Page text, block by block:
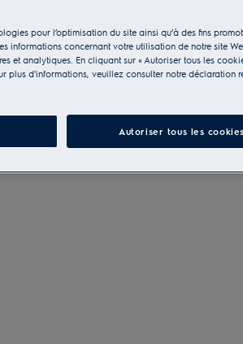
pour l’optimisation du site ainsi qu’à des fins
informations concernant votre utilisation de notre site
et analytiques. En cliquant sur « Autoriser tous les
plus d'informations, veuillez consulter notre déclaration
Autoriser tous les